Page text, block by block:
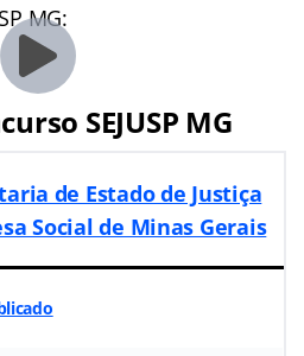
MG:
SEJUSP MG
de Estado de Justiça
Social de Minas Gerais